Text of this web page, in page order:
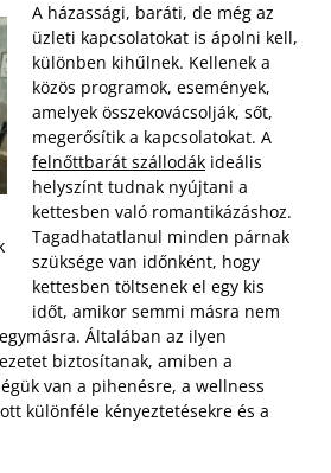
A házassági, baráti, de még az
üzleti kapcsolatokat is ápolni kell,
különben kihűlnek. Kellenek a
közös programok, események,
amelyek összekovácsolják, sőt,
megerősítik a kapcsolatokat. A
felnőttbarát szállodák ideális
helyszínt tudnak nyújtani a
kettesben való romantikázáshoz.
Tagadhatatlanul minden párnak
szüksége van időnként, hogy
kettesben töltsenek el egy kis
időt, amikor semmi másra nem
Általában az ilyen
biztosítanak, amiben a
van a pihenésre, a wellness
különféle kényeztetésekre és a